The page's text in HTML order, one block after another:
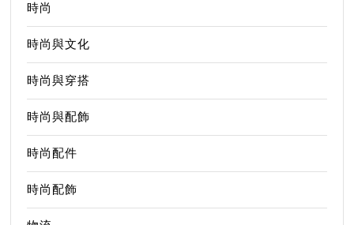
時尚
時尚與文化
時尚與穿搭
時尚與配飾
時尚配件
時尚配飾